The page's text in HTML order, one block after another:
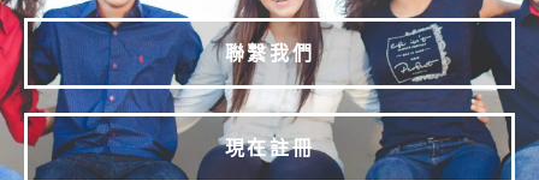
聯繫我們
現在註冊